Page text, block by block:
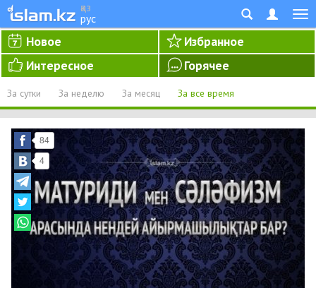
қаз
рус
Новое
Избранное
Интересное
Горячее
За сутки За неделю За месяц За все время
84
4